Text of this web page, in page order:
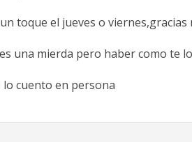
toque el jueves o
una mierda pero haber como te
lo cuento en persona